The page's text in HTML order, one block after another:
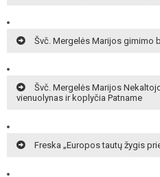
Švč. Mergelės Marijos gimimo
Švč. Mergelės Marijos
vienuolynas ir koplyčia Patname
Freska „Europos tautų žygis